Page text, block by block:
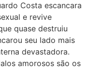
Costa escancara
e revive
quase destruiu
seu lado mais
devastadora.
amorosos são os